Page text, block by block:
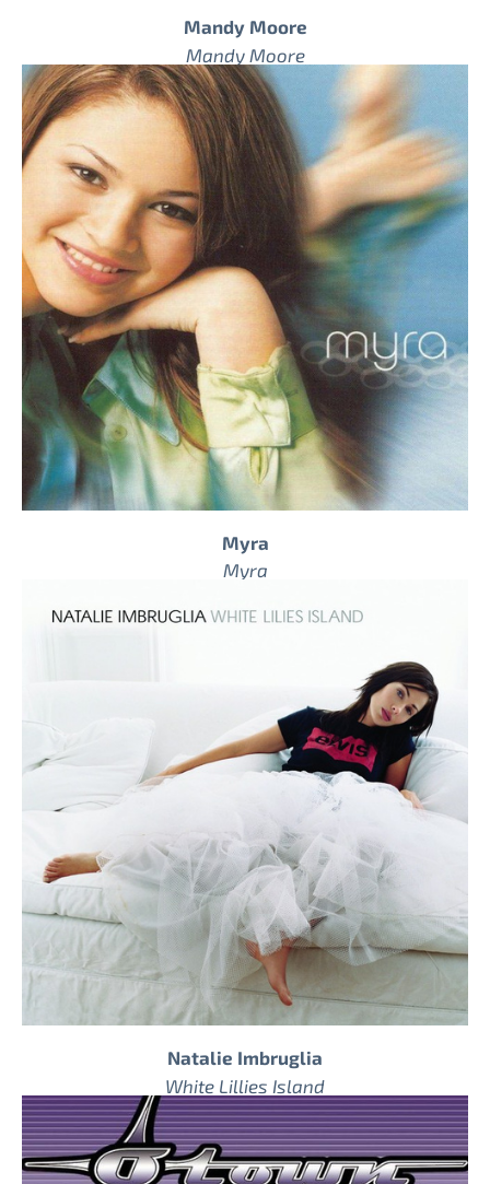
Mandy Moore
Mandy Moore
Myra
Myra
Natalie Imbruglia
White Lillies Island